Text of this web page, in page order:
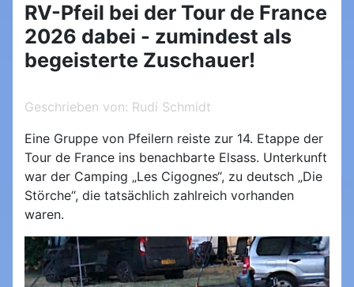
RV-Pfeil bei der Tour de France
2026 dabei - zumindest als
begeisterte Zuschauer!
Geschrieben von: Rudi Schmidt
Eine Gruppe von Pfeilern reiste zur 14. Etappe der
Tour de France ins benachbarte Elsass. Unterkunft
war der Camping „Les Cigognes“, zu deutsch „Die
Störche“, die tatsächlich zahlreich vorhanden
waren.